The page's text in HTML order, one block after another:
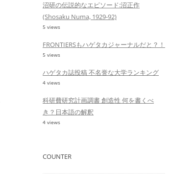
沼研の伝説的なエピソード:沼正作
(Shosaku Numa, 1929-92)
5 views
FRONTIERSもハゲタカジャーナルだと？！
5 views
ハゲタカ誌投稿 不名誉な大学ランキング
4 views
科研費研究計画調書 創造性 何を書くべ
き？日本語の解釈
4 views
COUNTER